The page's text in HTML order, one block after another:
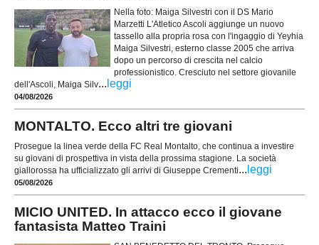
Nella foto: Maiga Silvestri con il DS Mario
Marzetti L'Atletico Ascoli aggiunge un nuovo
tassello alla propria rosa con l'ingaggio di Yeyhia
Maiga Silvestri, esterno classe 2005 che arriva
dopo un percorso di crescita nel calcio
professionistico. Cresciuto nel settore giovanile
dell'Ascoli, Maiga Silv... leggi
04/08/2026
MONTALTO. Ecco altri tre giovani
Prosegue la linea verde della FC Real Montalto, che continua a investire
su giovani di prospettiva in vista della prossima stagione. La società
giallorossa ha ufficializzato gli arrivi di Giuseppe Crementi... leggi
05/08/2026
MICIO UNITED. In attacco ecco il giovane
fantasista Matteo Traini